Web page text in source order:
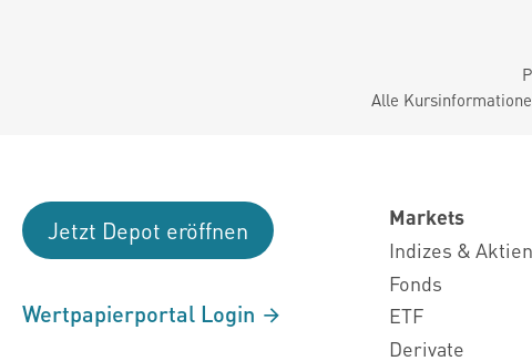
Alle
Jetzt Depot eröffnen
Wertpapierportal Login
Markets
Indizes & Aktien
Fonds
ETF
Derivate